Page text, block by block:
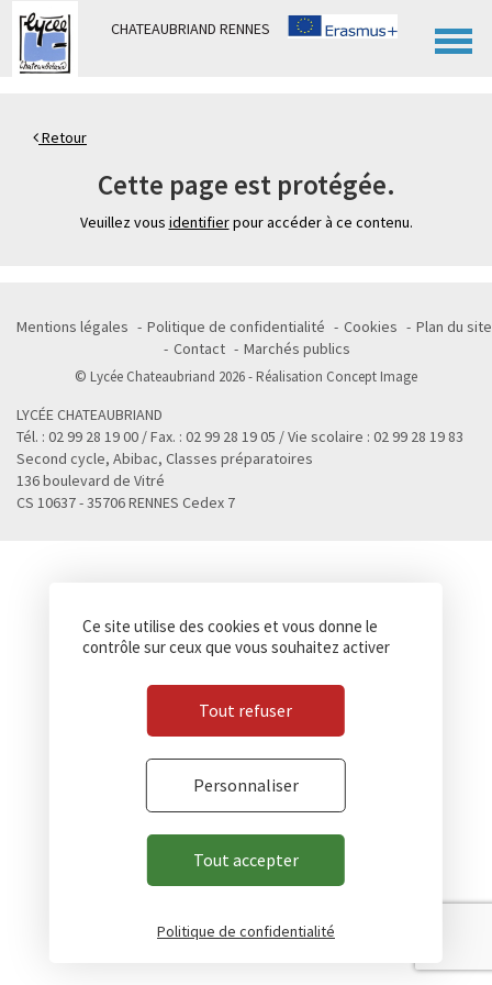
CHATEAUBRIAND RENNES
Retour
Cette page est protégée.
Veuillez vous identifierpour accéder à ce contenu.
Mentions légales Politique de confidentialité Cookies
Plan du site
Contact
Marchés publics
© Lycée Chateaubriand 2026 - Réalisation Concept Image
LYCÉE CHATEAUBRIAND
Tél. : 02 99 28 19 00 / Fax. : 02 99 28 19 05 / Vie scolaire : 02 99 28 19 83
Second cycle, Abibac, Classes préparatoires
136 boulevard de Vitré
CS 10637 - 35706 RENNES Cedex 7
Panneau de gestion des cookies
Ce site utilise des cookies et vous donne le
contrôle sur ceux que vous souhaitez activer
Tout accepter
Tout refuser
Personnaliser
Politique de confidentialité